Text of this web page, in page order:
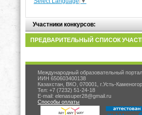
Участники конкурсов:
ПРЕДВАРИТЕЛЬНЫЙ СПИСОК
Международный образовательный портал
ИИН 650603400138
Казахстан, ВКО, 070001, г.Усть-
Тел: +7 (7232) 51-24-18
E-mail: elenasuper28@gmail.ru
Способы оплаты